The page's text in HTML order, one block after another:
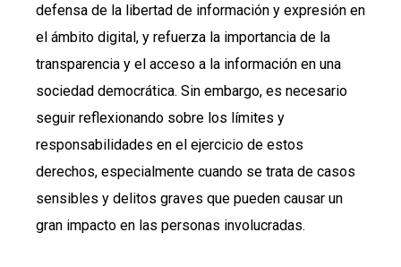
defensa de la libertad de información y expresión en
el ámbito digital, y refuerza la importancia de la
transparencia y el acceso a la información en una
sociedad democrática. Sin embargo, es necesario
seguir reflexionando sobre los límites y
responsabilidades en el ejercicio de estos
derechos, especialmente cuando se trata de casos
sensibles y delitos graves que pueden causar un
gran impacto en las personas involucradas.